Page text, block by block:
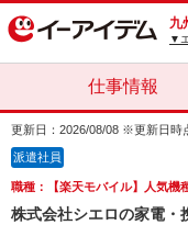
九
▼
仕事情報
更新日：2026/08/08 ※更新日時
派遣社員
職種：【楽天モバイル】人気機
株式会社シエロの家電・